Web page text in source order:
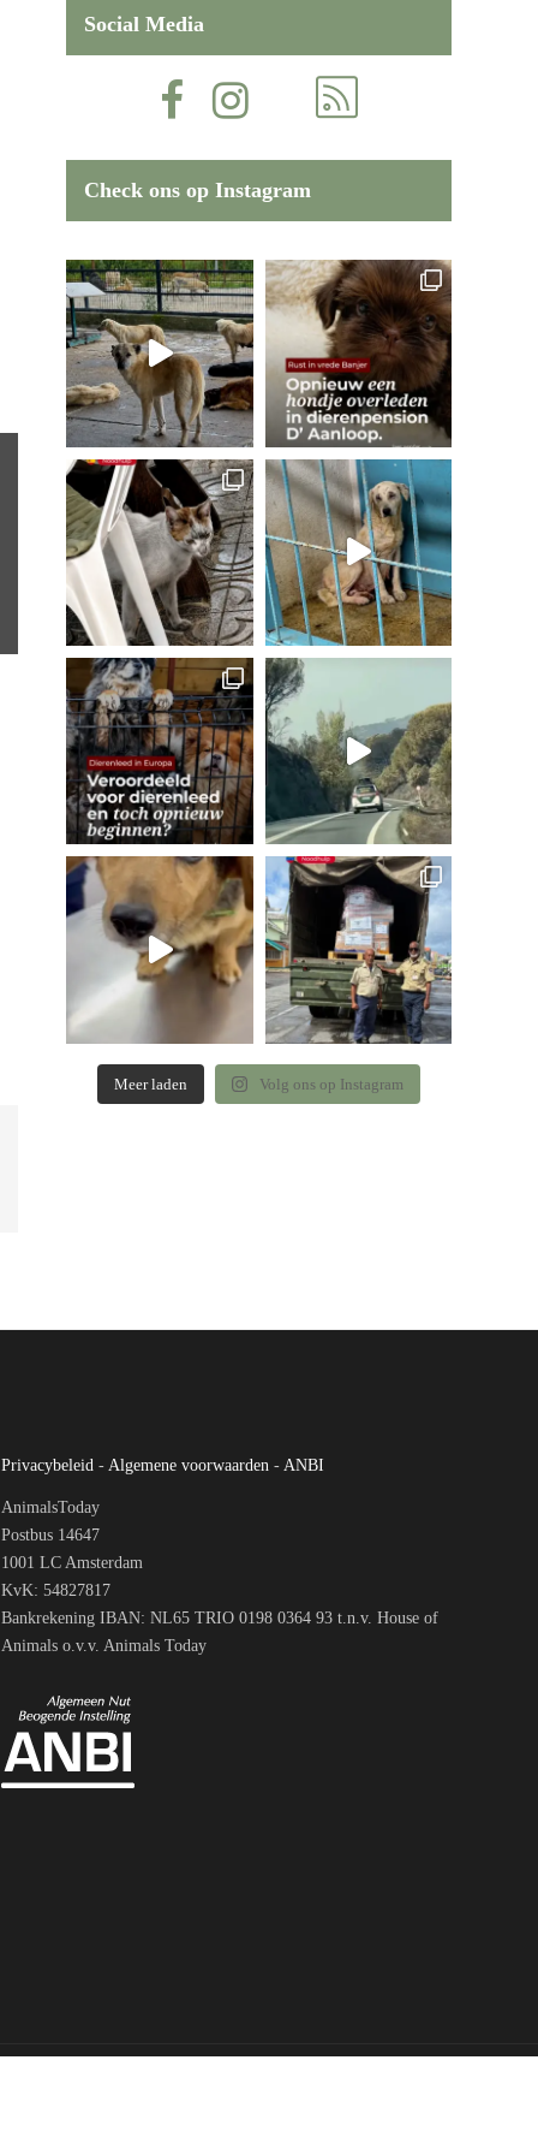
Social Media
Check ons op Instagram
Meer laden Volg ons op Instagram
Privacybeleid - Algemene voorwaarden - ANBI
AnimalsToday
Postbus 14647
1001 LC Amsterdam
KvK: 54827817
Bankrekening IBAN: NL65 TRIO 0198 0364 93 t.n.v. House of
Animals o.v.v. Animals Today